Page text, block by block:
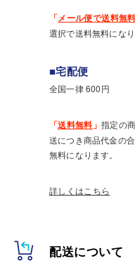
「メール便で送料無料
選択で送料無料にな
■宅配便
全国一律 600円
「送料無料 」指定の
送につき商品代金の
無料になります。
詳しくはこちら
配送について